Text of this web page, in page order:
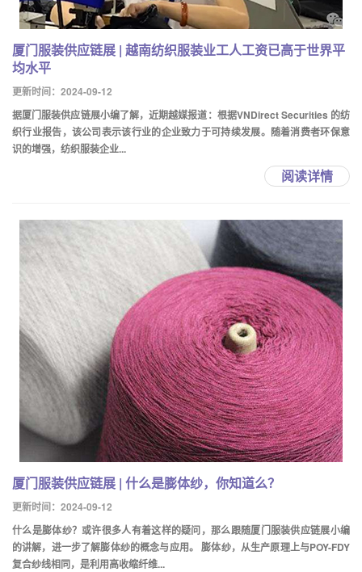
厦门服装供应链展 | 越南纺织服装业工人工资已高于世界平
均水平
更新时间：2024-09-12
据厦门服装供应链展小编了解，近期越媒报道：根据VNDirect Securities 的纺
织行业报告，该公司表示该行业的企业致力于可持续发展。随着消费者环保意
识的增强，纺织服装企业...
阅读详情
厦门服装供应链展 | 什么是膨体纱，你知道么？
更新时间：2024-09-12
什么是膨体纱？或许很多人有着这样的疑问，那么跟随厦门服装供应链展小编
的讲解，进一步了解膨体纱的概念与应用。 膨体纱，从生产原理上与POY-FDY
复合纱线相同，是利用高收缩纤维...